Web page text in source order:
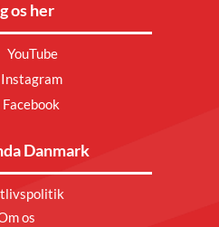
os her
YouTube
Instagram
Facebook
Danmark
os